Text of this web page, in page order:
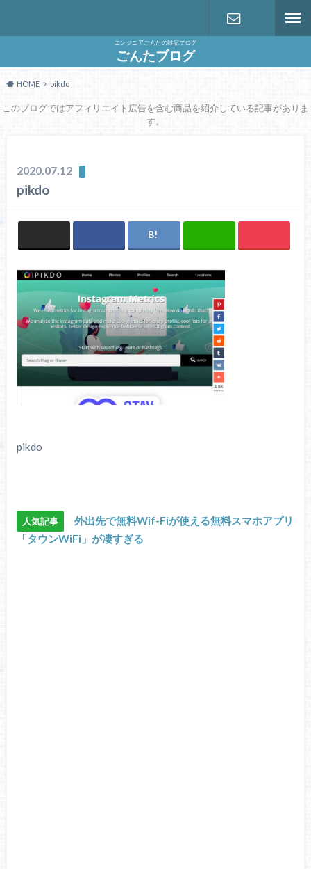
エンジニアごんたの雑記ブログ
ごんたブログ
HOME pikdo
このブログではアフィリエイト広告を含む商品を紹介している記事がありま
す。
2020.07.12
pikdo
pikdo
人気記事
外出先で無料Wif-Fiが使える無料スマホアプリ
「タウンWiFi」が凄すぎる